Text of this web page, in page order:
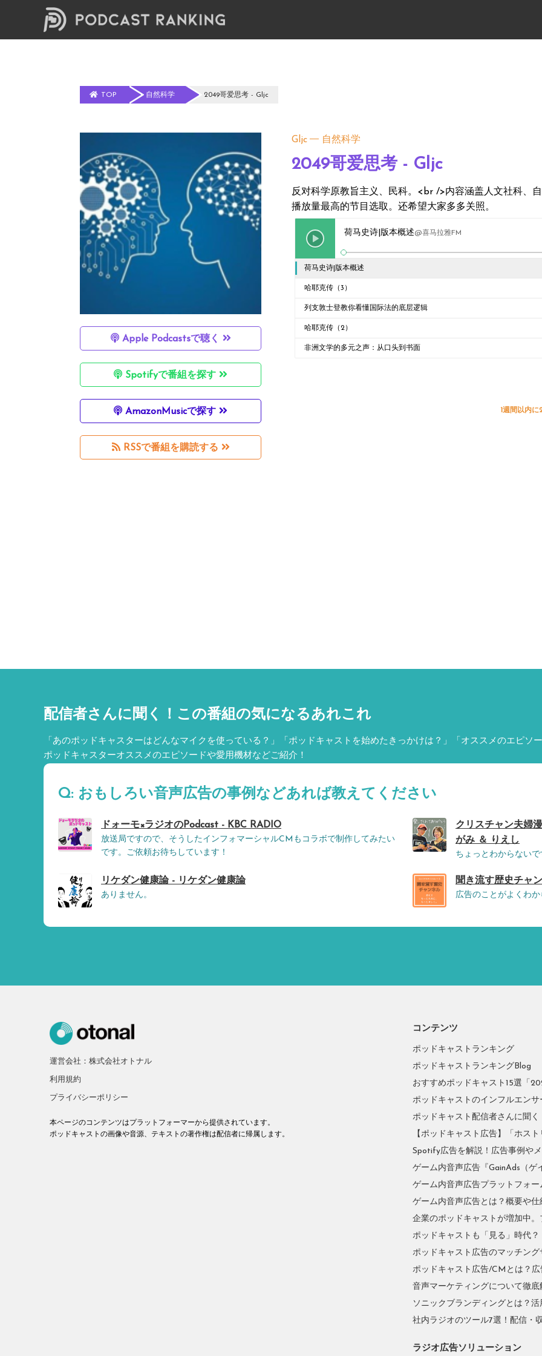
TOP 自然科学 2049哥爱思考 - Gljc
Apple Podcastsで聴く
Spotifyで番組を探す
AmazonMusicで探す
RSSで番組を購読する
Gljc 自然科学
2049哥爱思考 - Gljc
反对科学原教旨主义、民科。<br />内容涵盖人文社科、
播放量最高的节目选取。还希望大家多多关照。
荷马史诗|版本概述@喜马拉雅FM
荷马史诗|版本概述
哈耶克传（3）
列支敦士登教你看懂国际法的底层逻辑
哈耶克传（2）
非洲文学的多元之声：从口头到书面
1週間以内
配信者さんに聞く！ この番組の気になるあれこれ
「あのポッドキャスターはどんなマイクを使っている？」「ポッドキャストを始めたきっかけは？」「オススメのエピソー
ポッドキャスターオススメのエピソードや愛用機材などご紹介！
Q: おもしろい音声広告の事例などあれば教えてください
ドォーモ×ラジオのPodcast - KBC RADIO
放送局ですので、そうしたインフォマーシャルCMもコラボで制作してみたい
です。ご依頼お待ちしています！
クリスチャン夫婦
がみ ＆ りえし
ちょっとわからないで
リケダン健康論 - リケダン健康論
ありません。
聞き流す歴史チャ
広告のことがよくわ
運営会社：株式会社オトナル
利用規約
プライバシーポリシー
本ページのコンテンツはプラットフォーマーから提供されています。
ポッドキャストの画像や音源、テキストの著作権は配信者に帰属します。
コンテンツ
ポッドキャストランキング
ポッドキャストランキングBlog
おすすめポッドキャスト15選「
ポッドキャストのインフルエン
ポッドキャスト配信者さんに聞
【ポッドキャスト広告】「ホス
Spotify広告を解説！広告事例や
ゲーム内音声広告『GainAds（ゲ
ゲーム内音声広告プラットフォー
ゲーム内音声広告とは？概要や
企業のポッドキャストが増加中
ポッドキャストも「見る」時代
ポッドキャスト広告のマッチン
ポッドキャスト広告/CMとは？
音声マーケティングについて徹底
ソニックブランディングとは？
社内ラジオのツール7選！配信・
ラジオ広告ソリューション